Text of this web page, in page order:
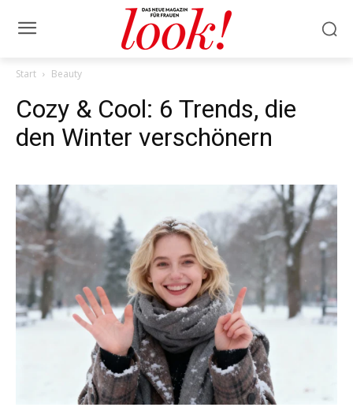
Start Beauty
Cozy & Cool: 6 Trends, die
den Winter verschönern